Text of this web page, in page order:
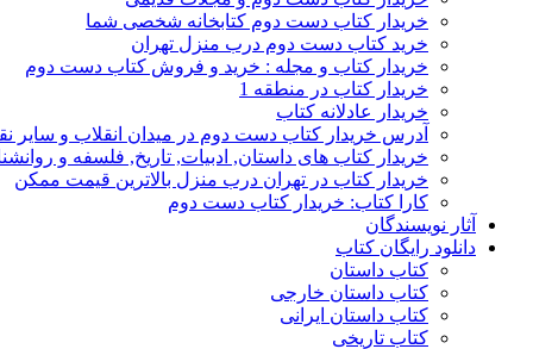
خریدار کتاب دست دوم کتابخانه شخصی شما
خرید کتاب دست دوم درب منزل تهران
خریدار کتاب و مجله : خرید و فروش کتاب دست دوم
خریدار کتاب در منطقه 1
خریدار عادلانه کتاب
آدرس خریدار کتاب دست دوم در میدان انقلاب و سایر
خریدار کتاب های داستان, ادبیات, تاریخ, فلسفه و
خریدار کتاب در تهران درب منزل بالاترین قیمت ممکن
کارا کتاب: خریدار کتاب دست دوم
آثار نویسندگان
دانلود رایگان کتاب
کتاب داستان
کتاب داستان خارجی
کتاب داستان ایرانی
کتاب تاریخی